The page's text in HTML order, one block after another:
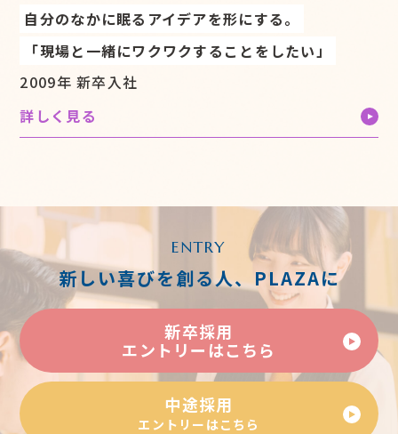
自分のなかに眠るアイデアを形にする。
「現場と一緒にワクワクすることをしたい」
2009年 新卒入社
詳しく見る
ENTRY
新しい喜びを創る人、PLAZAに
新卒採用
エントリーはこちら
中途採用
エントリーはこちら